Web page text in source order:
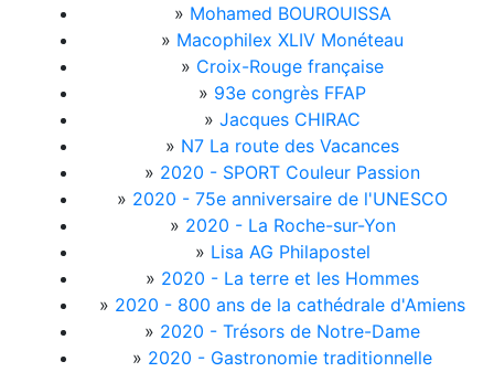
» Mohamed BOUROUISSA
» Macophilex XLIV Monéteau
» Croix-Rouge française
» 93e congrès FFAP
» Jacques CHIRAC
» N7 La route des Vacances
» 2020 - SPORT Couleur Passion
» 2020 - 75e anniversaire de l'UNESCO
» 2020 - La Roche-sur-Yon
» Lisa AG Philapostel
» 2020 - La terre et les Hommes
» 2020 - 800 ans de la cathédrale d'Amiens
» 2020 - Trésors de Notre-Dame
» 2020 - Gastronomie traditionnelle